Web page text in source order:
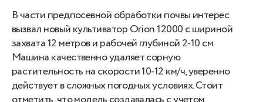
В части предпосевной обработки почвы интерес
вызвал новый культиватор Оrion 12000 с шириной
захвата 12 метров и рабочей глубиной 2-10 см.
Машина качественно удаляет сорную
растительность на скорости 10-12 км/ч, уверенно
действует в сложных погодных условиях. Стоит